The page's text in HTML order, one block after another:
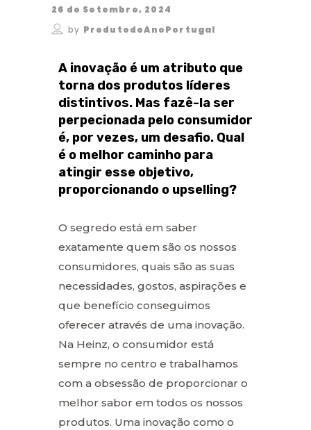
26 de Setembro, 2024
by ProdutodoAnoPortugal
A inovação é um atributo que
torna dos produtos líderes
distintivos. Mas fazê-la ser
perpecionada pelo consumidor
é, por vezes, um desafio. Qual
é o melhor caminho para
atingir esse objetivo,
proporcionando o upselling?
O segredo está em saber
exatamente quem são os nossos
consumidores, quais são as suas
necessidades, gostos, aspirações e
que benefício conseguimos
oferecer através de uma inovação.
Na Heinz, o consumidor está
sempre no centro e trabalhamos
com a obsessão de proporcionar o
melhor sabor em todos os nossos
produtos. Uma inovação como o